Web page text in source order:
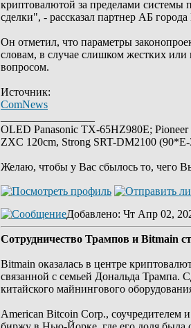
криптовалютой за пределами системы
сделки", - рассказал партнер АБ
Он отметил, что параметры
словам, в случае слишком жестких
вопросом.
Источник:
ComNews
OLED Panasonic TX-65HZ980E;
ZXC 120cm, Strong SRT-DM2100
Желаю, чтобы у Вас сбылось то, чего
Добавлено: Чт Апр 02,
Cотрудничество Трампов и Bitmain
Bitmain оказалась в центре
связанной с семьей Дональда Трампа.
китайского майнингового
American Bitcoin Corp., соучредителем